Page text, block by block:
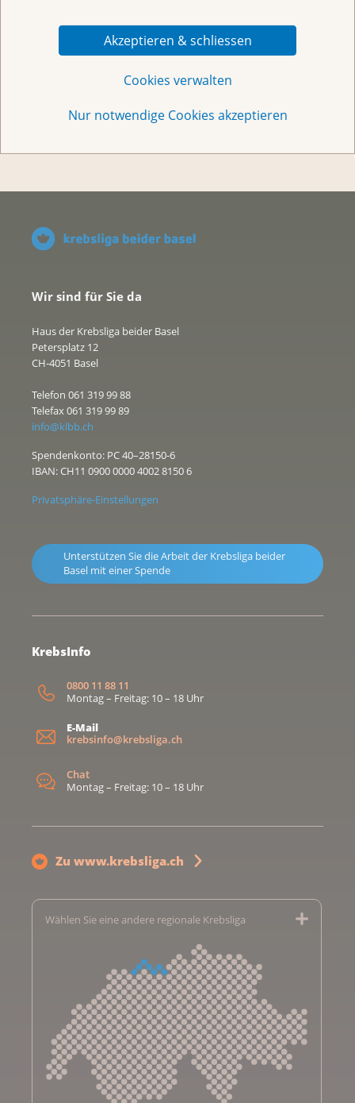
Akzeptieren & schliessen
Cookies verwalten
Nur notwendige Cookies akzeptieren
Vorsorge & Forschung
Über uns
Wir sind für Sie da
Haus der Krebsliga beider Basel
Petersplatz 12
CH-4051 Basel
Telefon 061 319 99 88
Telefax 061 319 99 89
info@klbb.ch
Spendenkonto: PC 40–28150-6
IBAN: CH11 0900 0000 4002 8150 6
Privatsphäre-Einstellungen
Unterstützen Sie die Arbeit der Krebsliga beider
Basel mit einer Spende
KrebsInfo
0800 11 88 11
Montag – Freitag: 10 – 18 Uhr
E-Mail
krebsinfo@krebsliga.ch
Chat
Montag – Freitag: 10 – 18 Uhr
Zu www.krebsliga.ch
Wählen Sie eine andere regionale Krebsliga